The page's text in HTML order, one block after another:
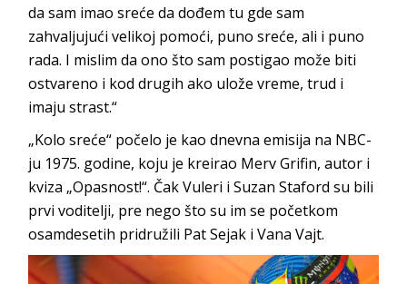
da sam imao sreće da dođem tu gde sam
zahvaljujući velikoj pomoći, puno sreće, ali i puno
rada. I mislim da ono što sam postigao može biti
ostvareno i kod drugih ako ulože vreme, trud i
imaju strast.“
„Kolo sreće“ počelo je kao dnevna emisija na NBC-
ju 1975. godine, koju je kreirao Merv Grifin, autor i
kviza „Opasnost!“. Čak Vuleri i Suzan Staford su bili
prvi voditelji, pre nego što su im se početkom
osamdesetih pridružili Pat Sejak i Vana Vajt.